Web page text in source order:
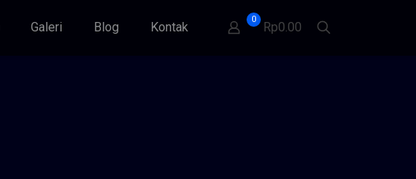
Galeri Blog Kontak
0
Rp0.00